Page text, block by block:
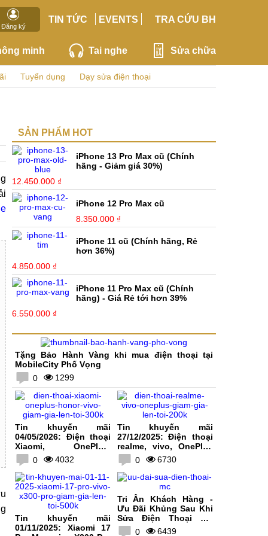
Đăng ký
TIN TỨC EVENTS TRA CỨU BH
minh Tai nghe Sửa chữa
Tuyển dụng Dạy sửa điện thoại
SẢN PHẨM HOT
iPhone 13 Pro Max cũ (Chính
hãng - Giảm giá 30%)
12.450.000 ₫
iPhone 12 Pro Max cũ
8.350.000 ₫
iPhone 11 cũ (Chính hãng, Rẻ
hơn 36%)
4.850.000 ₫
iPhone 11 Pro Max cũ (Chính
hãng) - Giá Rẻ tới hơn 39%
6.550.000 ₫
Tặng Bảo Hành Vàng khi mua điện thoại tại
MobileCity Phố Vọng
0
1299
Tin khuyến mãi
04/05/2026: Điện thoại
Xiaomi, OnePlus,
HONOR, vivo giảm giá
lên tới 300K
0 4032
Tin khuyến mãi
27/12/2025: Điện thoại
realme, vivo, OnePlus
giảm giá lên tới 200K
0 6730
Tin khuyến mãi
01/11/2025: Xiaomi 17
Tri Ân Khách Hàng -
Ưu Đãi Khủng Sau Khi
Sửa Điện Thoại Tại
MobileCity
0 6439